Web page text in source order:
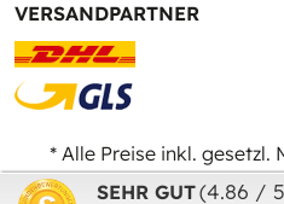
VERSANDPARTNER
* Alle Preise inkl. gesetzl.
Versandkosten und ggf.
SEHR GUT(4.86 /